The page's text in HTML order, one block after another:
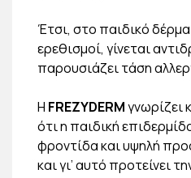
Έτσι, στο παιδικό
ερεθισμοί, γίνεται
παρουσιάζει τάση
Η FREZYDERMγνωρίζει
ότι η παιδική
φροντίδα και υψηλή
και γι’ αυτό προτείνει